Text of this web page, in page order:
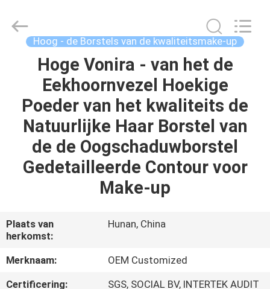
PRODUCTEN
ONGEVEER
ONS
FABRIEKSREIS
KWALITEITSCONTROLE
SITEMAP
Chanmy
Cosmetics
Hoog - de Borstels van de kwaliteitsmake-up
Hoge Vonira - van het de
Eekhoornvezel Hoekige
Poeder van het kwaliteits de
Natuurlijke Haar Borstel van
de de Oogschaduwborstel
Gedetailleerde Contour voor
Make-up
Plaats van
herkomst:
Hunan, China
Merknaam:
OEM Customized
Certificering:
SGS, SOCIAL BV, INTERTEK AUDIT